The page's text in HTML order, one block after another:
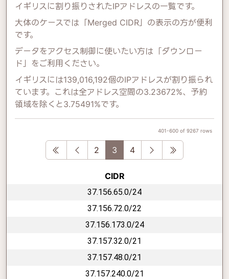
イギリスに割り振りされたIPアドレスの一覧です。
大体のケースでは「Merged CIDR」の表示の方が便利
です。
データをアクセス制御に使いたい方は「ダウンロー
ド」をご利用ください。
イギリスには139,016,192個のIPアドレスが割り振られ
ています。これは全アドレス空間の3.23672%、予約
領域を除くと3.75491%です。
401-600 of 9267 rows
First Previous
2 3 4 Next
CIDR
37.156.65.0/24
37.156.72.0/22
37.156.173.0/24
37.157.32.0/21
37.157.48.0/21
37.157.240.0/21